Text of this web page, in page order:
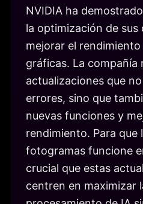
NVIDIA ha
la optimización de
mejorar el
gráficas. La compañía
actualizaciones que
errores, sino que
nuevas funciones y
rendimiento. Para que
fotogramas funcione
crucial que estas
centren en maximizar